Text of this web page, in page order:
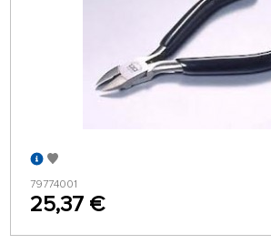
79774001
25,37 €